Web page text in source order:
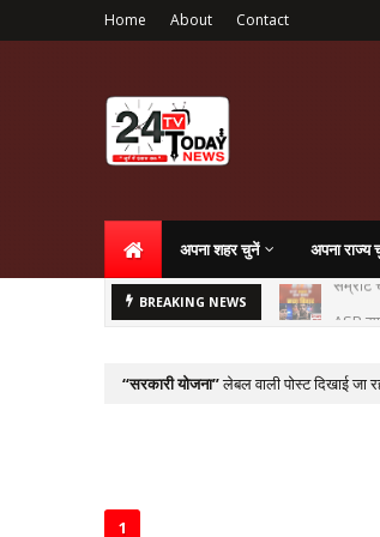
Home About Contact
अपना शहर चुनें अपना राज्य
BREAKING NEWS ASP
सरकारी योजना लेबल वाली पोस्ट दिखाई जा
1